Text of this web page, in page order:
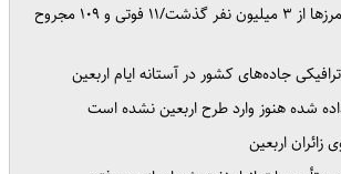
تردد زائران اربعین از مرزها از ۳ میلیون نفر گذشت/۱۱ فوتی و ۱۰۹ مجروح
جاده‌های کشور در آستانه ایام اربعین
زائران اربعین